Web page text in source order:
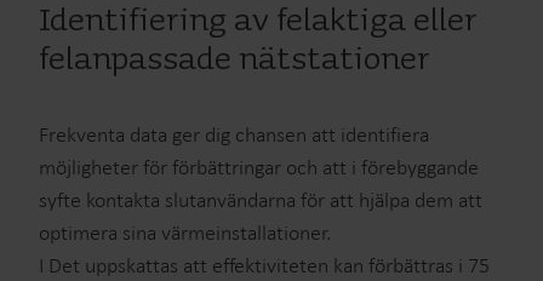
Identifiering av felaktiga eller
felanpassade nätstationer
Frekventa data ger dig chansen att identifiera
möjligheter för förbättringar och att i förebyggande
syfte kontakta slutanvändarna för att hjälpa dem att
optimera sina värmeinstallationer.
I Det uppskattas att effektiviteten kan förbättras i 75